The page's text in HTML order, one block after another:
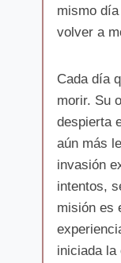
mismo
volver a
Cada día
morir. Su
despierta
aún más
invasión
intentos,
misión es
iniciada la